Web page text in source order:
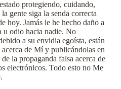
protegiendo, cuidando,
gente siga la senda correcta
hoy. Jamás le he hecho daño a
u odio hacia nadie. No
a su envidia egoísta, están
de Mí y publicándolas en
la propaganda falsa acerca de
electrónicos. Todo esto no Me